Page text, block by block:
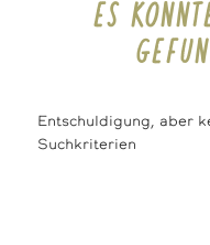
ES
Entschuldigung, aber
Suchkriterien